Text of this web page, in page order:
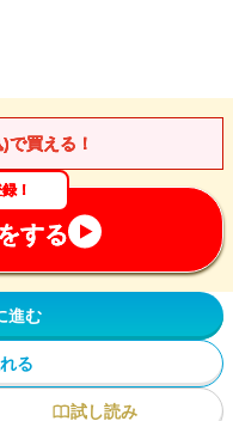
で買える！
！
する
進む
る
試し読み